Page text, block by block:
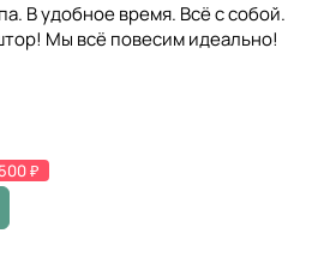
В удобное время. Всё с собой.
Мы всё повесим идеально!
₽